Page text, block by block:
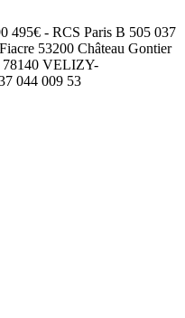
495€ - RCS Paris B 505 037
53200 Château Gontier
78140 VELIZY-
044 009 53